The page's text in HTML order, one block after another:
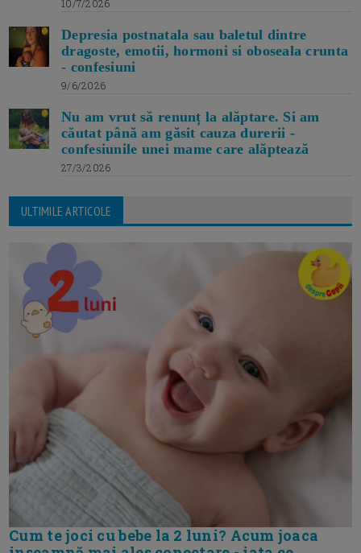
10/7/2026
Depresia postnatala sau baletul dintre
dragoste, emotii, hormoni si oboseala crunta
- confesiuni
9/6/2026
Nu am vrut să renunț la alăptare. Si am
căutat până am găsit cauza durerii -
confesiunile unei mame care alăptează
27/3/2026
ULTIMILE ARTICOLE
Cum te joci cu bebe la 2 luni? Acum joaca